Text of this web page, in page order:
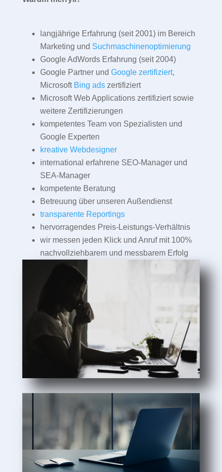
langjährige Erfahrung (seit 2001) im Bereich
Marketing und Suchmaschinenoptimierung
Google AdWords Erfahrung (seit 2004)
Google Partner und Google zertifiziert,
Microsoft Bing adszertifiziert
Microsoft Web Applications zertifiziert sowie
weitere Zertifizierungen
kompetentes Team von Spezialisten und
Google Experten
kreative Webdesigner
international erfahrene SEO-Manager und
SEA-Manager
kompetente Beratung
Betreuung über unseren Außendienst
transparente Reportings
hervorragendes Preis-Leistungs-Verhältnis
wir messen jeden Klick und Anruf mit 100%
nachvollziehbarem und messbarem Erfolg